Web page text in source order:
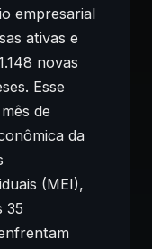
empresarial
ativas e
novas
Esse
de
da
(MEI),
35